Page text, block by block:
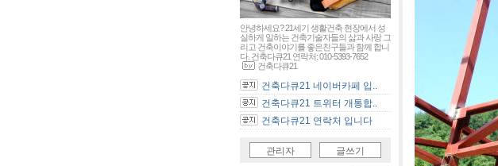
안녕하세요? 21세기 생활건축 현장에서 성
실하게 일하는 건축기술자들의 삶과 사랑 그
리고 건축이야기를 좋은친구들과 함께 합니
다. 건축다큐21 연락처: 010-5393-7652
건축다큐21
건축다큐21 네이버카페 입..
건축다큐21 트위터 개통합..
건축다큐21 연락처 입니다
관리자 글쓰기